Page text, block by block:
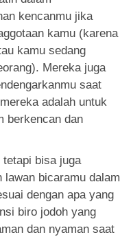
kencanmu jika
kamu (karena
kamu sedang
Mereka juga
saat
adalah untuk
berkencan dan
tetapi bisa juga
bicaramu dalam
dengan apa yang
biro jodoh yang
dan nyaman saat